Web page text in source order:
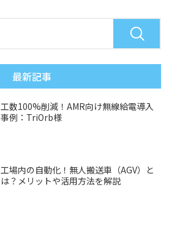
最新記事
工数100%削減！AMR向け無線給電導入
事例：TriOrb様
工場内の自動化！無人搬送車（AGV）と
は？メリットや活用方法を解説